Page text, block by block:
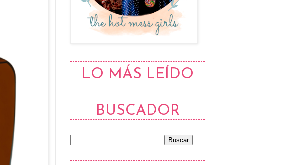
LO MÁS LEÍDO
BUSCADOR